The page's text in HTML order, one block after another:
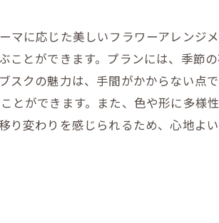
に応じた美しいフラワーアレンジ
とができます。プランには、季節
クの魅力は、手間がかからない点
ができます。また、色や形に多様
変わりを感じられるため、心地よ